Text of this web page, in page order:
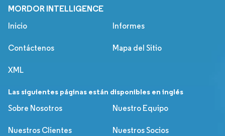
MORDOR INTELLIGENCE
Inicio Informes
Contáctenos Mapa del Sitio
XML
Las siguientes páginas están disponibles en inglés
Sobre Nosotros
Nuestro Equipo
Nuestros Clientes Nuestros Socios